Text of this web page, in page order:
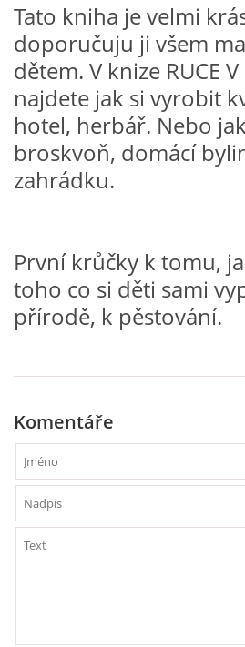
VÝTVARNÉ AKTIVITY - JARO
VÝTVARNÉ AKTIVITY - LÉTO
VÝTVARNÉ AKTIVITY - PODZIM
VÝTVARNÉ AKTIVITY - ZIMA
HÁDANKY K TÉMATU JARO, LÉTO,
POHYBOVÉ AKTIVITY NA TÉMA JARO
PÍSNĚ K TÉMATU LÉTO
Tato kniha je velmi
doporučuju ji všem
dětem. V knize RUCE V
najdete jak si vyrobit
hotel, herbář. Nebo
broskvoň, domácí
zahrádku.
První krůčky k tomu,
toho co si děti sami
přírodě, k pěstování.
Komentáře